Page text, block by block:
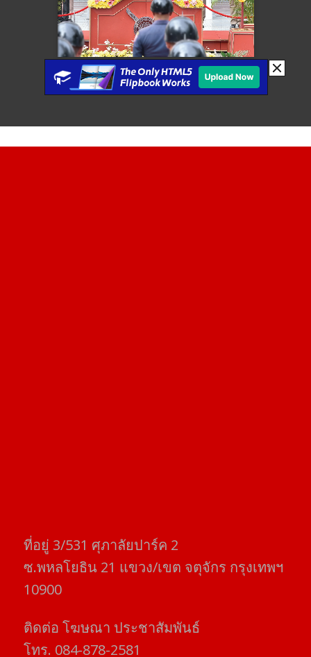
ที่อยู่​ 3/531​ ศุภาลัยปาร์ค​ 2
ซ.พหลโยธิน​ 21​ แขวง/เขต​ จตุจักร​ กรุงเทพฯ
10900
ติดต่อ​ โฆษณา​ ประชาสัมพันธ์
โทร​. 084-878-2581